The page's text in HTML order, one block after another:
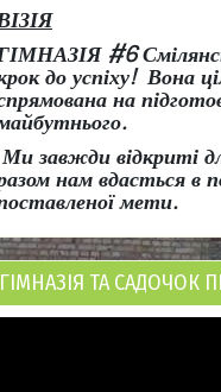
#6
до успіху! Вона
на
Ми завжди відкриті
нам вдасться в
мети.
ГІМНАЗІЯ ТА САДОЧОК